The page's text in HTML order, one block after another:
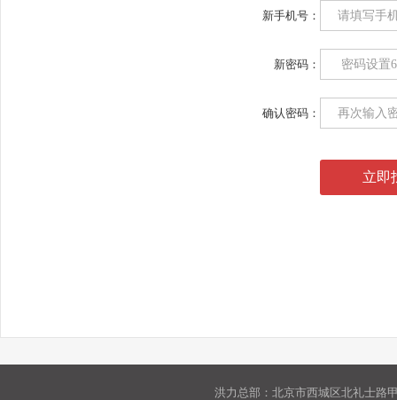
新手机号：
新密码：
确认密码：
洪力总部：北京市西城区北礼士路